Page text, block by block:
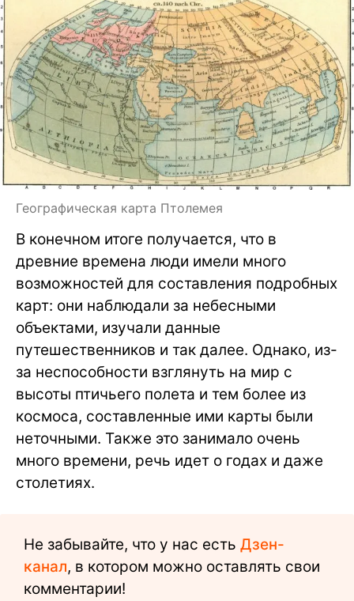
Географическая карта Птолемея
В конечном итоге получается, что в
древние времена люди имели много
возможностей для составления подробных
карт: они наблюдали за небесными
объектами, изучали данные
путешественников и так далее. Однако, из-
за неспособности взглянуть на мир с
высоты птичьего полета и тем более из
космоса, составленные ими карты были
неточными. Также это занимало очень
много времени, речь идет о годах и даже
столетиях.
Не забывайте, что у нас есть Дзен-
канал, в котором можно оставлять свои
комментарии!